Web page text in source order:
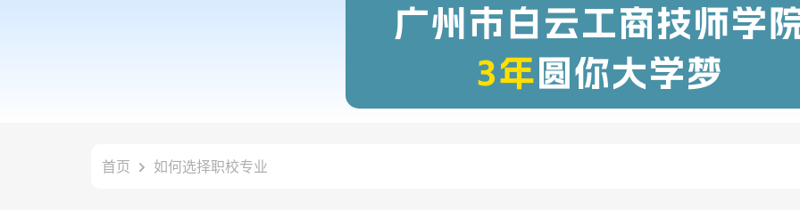
广州市白云工商技师学
3年圆你大学梦
首页 如何选择职校专业